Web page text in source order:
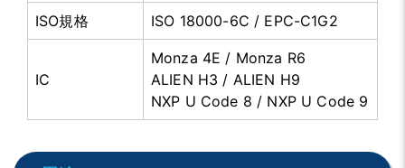
ISO規格 ISO 18000-6C / EPC-C1G2
IC
Monza 4E / Monza R6
ALIEN H3 / ALIEN H9
NXP U Code 8 / NXP U Code 9